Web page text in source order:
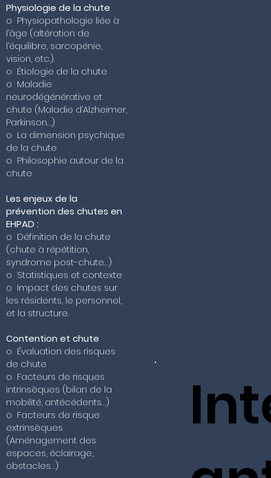
Physiologie de la chute
o Physiopathologie liée à
l’âge (altération de
l’équilibre, sarcopénie,
vision, etc.).
o Étiologie de la chute
o Maladie
neurodégénérative et
chute (Maladie d’Alzheimer,
Parkinson…)
o La dimension psychique
de la chute
o Philosophie autour de la
chute
Les enjeux de la
prévention des chutes en
EHPAD :
o Définition de la chute
(chute à répétition,
syndrome post-chute…)
o Statistiques et contexte
o Impact des chutes sur
les résidents, le personnel,
et la structure.
Contention et chute
o Évaluation des risques
de chute
o Facteurs de risques
intrinsèques (bilan de la
mobilité, antécédents…)
o Facteurs de risque
extrinsèques
(Aménagement des
espaces, éclairage,
obstacles…)